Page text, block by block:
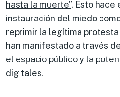
hasta la muerte”. Esto hace
instauración del miedo
reprimir la legítima
han manifestado a través
el espacio público y la
digitales.